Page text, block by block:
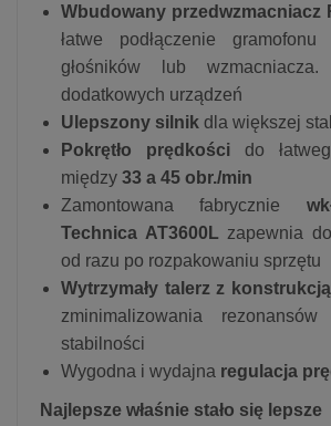
Wbudowany przedwzmacniacz
łatwe podłączenie
głośników lub
dodatkowych urządzeń
Ulepszony silnik dla większej
Pokrętło prędkości do
między 33 a 45 obr./min
Zamontowana fabrycznie
Technica AT3600L zapewnia
od razu po rozpakowaniu sprzętu
Wytrzymały talerz z
zminimalizowania
stabilności
Wygodna i wydajna regulacja
Najlepsze właśnie stało się lepsze